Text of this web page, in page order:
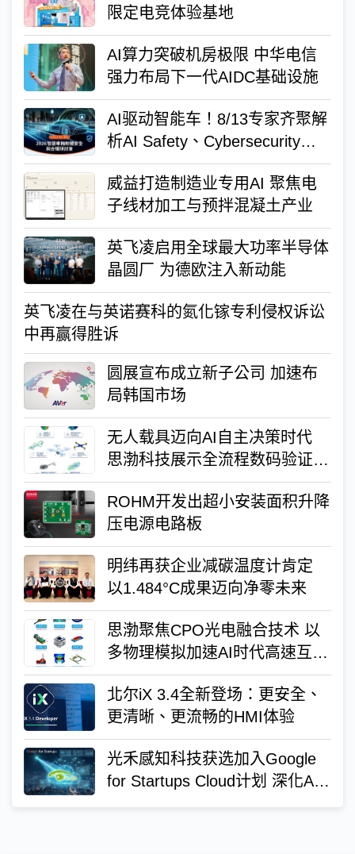
限定电竞体验基地
AI算力突破机房极限 中华电信
强力布局下一代AIDC基础设施
AI驱动智能车！8/13专家齐聚解
析AI Safety、Cybersecurity与
功能安全新趋势
威益打造制造业专用AI 聚焦电
子线材加工与预拌混凝土产业
英飞凌启用全球最大功率半导体
晶圆厂 为德欧注入新动能
英飞凌在与英诺赛科的氮化镓专利侵权诉讼
中再赢得胜诉
圆展宣布成立新子公司 加速布
局韩国市场
无人载具迈向AI自主决策时代
思渤科技展示全流程数码验证方
案
ROHM开发出超小安装面积升降
压电源电路板
明纬再获企业减碳温度计肯定
以1.484°C成果迈向净零未来
思渤聚焦CPO光电融合技术 以
多物理模拟加速AI时代高速互连
创新
北尔iX 3.4全新登场：更安全、
更清晰、更流畅的HMI体验
光禾感知科技获选加入Google
for Startups Cloud计划 深化AI